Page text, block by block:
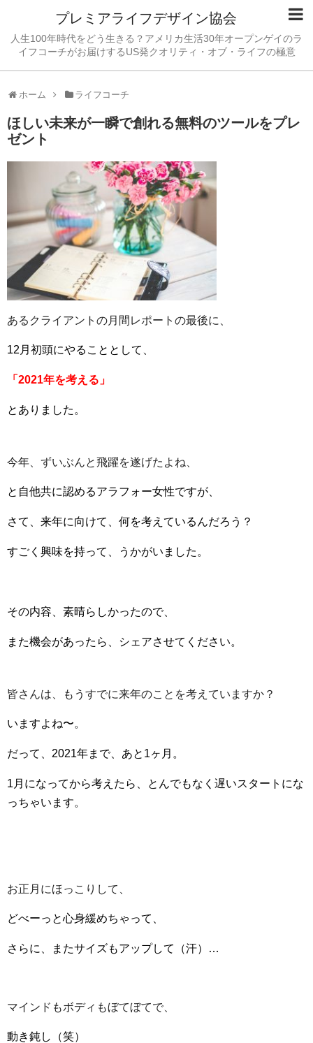
プレミアライフデザイン協会
人生100年時代をどう生きる？アメリカ生活30年オープンゲイのラ
イフコーチがお届けするUS発クオリティ・オブ・ライフの極意
ホーム ライフコーチ
ほしい未来が一瞬で創れる無料のツールをプレ
ゼント
あるクライアントの月間レポートの最後に、
12月初頭にやることとして、
「2021年を考える」
とありました。
今年、ずいぶんと飛躍を遂げたよね、
と自他共に認めるアラフォー女性ですが、
さて、来年に向けて、何を考えているんだろう？
すごく興味を持って、うかがいました。
その内容、素晴らしかったので、
また機会があったら、シェアさせてください。
皆さんは、もうすでに来年のことを考えていますか？
いますよね〜。
だって、2021年まで、あと1ヶ月。
1月になってから考えたら、とんでもなく遅いスタートにな
っちゃいます。
お正月にほっこりして、
どべーっと心身緩めちゃって、
さらに、またサイズもアップして（汗）…
マインドもボディもぼてぼてで、
動き鈍し（笑）